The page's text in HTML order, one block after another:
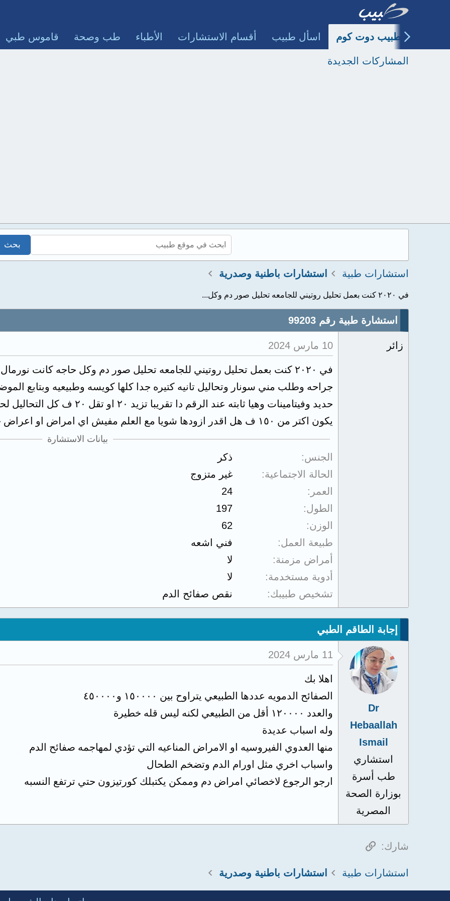
طبيب دوت كوم اسأل طبيب أقسام الاستشارات الأطباء طب وصحة قاموس طبي
المشاركات الجديدة
استشارات طبية استشارات باطنية وصدرية
في ٢٠٢٠ كنت بعمل تحليل روتيني للجامعه تحليل صور دم وكل...
استشارة طبية رقم 99203
زائر 10 مارس 2024
جراحه وطلب مني سونار وتحاليل تانيه كتيره جدا كلها كويسه وطبيعيه وبتابع
حديد وفيتامينات وهيا ثابته عند
يكون اكتر من ١٥٠ ف هل اقدر ازودها شويا مع العلم مفيش اي امراض او اعراض خالص
بيانات الاستشارة
الجنس
ذكر
الحالة الاجتماعية
غير متزوج
العمر
24
الطول
197
الوزن
62
طبيعة العمل
فني اشعه
أمراض مزمنة
لا
أدوية مستخدمة
لا
تشخيص طبيبك
نقص صفائح الدم
إجابة الطاقم الطبي
Dr
Hebaallah
Ismail
استشاري
طب أسرة
بوزارة الصحة
المصرية
11 مارس 2024
اهلا بك
الصفائح الدمويه عددها الطبيعي يتراوح بين ١٥٠٠٠٠ و٤٥٠٠٠٠
والعدد ١٢٠٠٠٠ أقل من الطبيعي لكنه ليس قله خطيرة
وله اسباب عديدة
منها العدوي الفيروسيه او الامراض المناعيه التي تؤدي لمهاجمه صفائح الدم
واسباب اخري مثل اورام الدم وتضخم الطحال
ارجو الرجوع لاخصائي امراض دم وممكن يكتبلك كورتيزون حتي ترتفع النسبه
شارك: الرابط
استشارات طبية استشارات باطنية وصدرية